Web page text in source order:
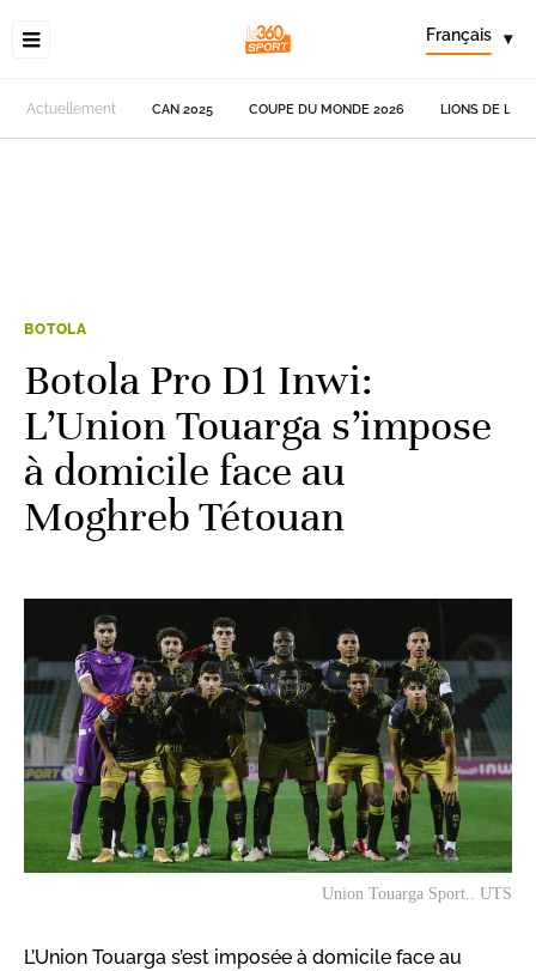
Français ▾
Actuellement CAN 2025 COUPE DU MONDE 2026 LIONS DE
BOTOLA
Botola Pro D1 Inwi:
L’Union Touarga s’impose
à domicile face au
Moghreb Tétouan
Union Touarga Sport.. UTS
L’Union Touarga s’est imposée à domicile face au